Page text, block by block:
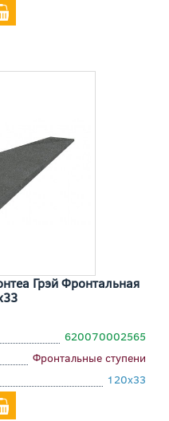
Грэй Фронтальная
620070002565
Фронтальные ступени
120x33